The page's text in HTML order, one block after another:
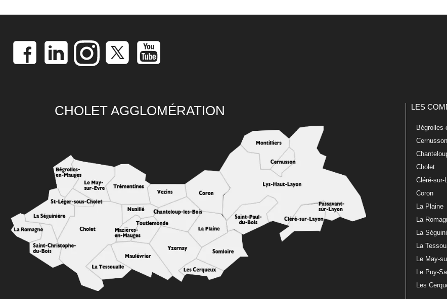
CHOLET AGGLOMÉRATION LES
Cernusson
Cholet
Cléré-sur-
Coron
La Plaine
La
La
La
Le May-
Le Puy-
Les